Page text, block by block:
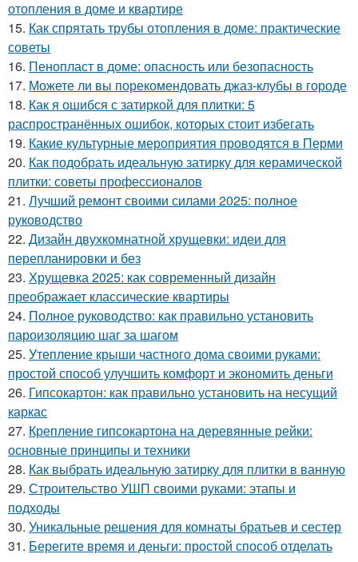
отопления в доме и квартире
15. Как спрятать трубы отопления в доме: практические
советы
16. Пенопласт в доме: опасность или безопасность
17. Можете ли вы порекомендовать джаз-клубы в городе
18. Как я ошибся с затиркой для плитки: 5
распространённых ошибок, которых стоит избегать
19. Какие культурные мероприятия проводятся в Перми
20. Как подобрать идеальную затирку для керамической
плитки: советы профессионалов
21. Лучший ремонт своими силами 2025: полное
руководство
22. Дизайн двухкомнатной хрущевки: идеи для
перепланировки и без
23. Хрущевка 2025: как современный дизайн
преображает классические квартиры
24. Полное руководство: как правильно установить
пароизоляцию шаг за шагом
25. Утепление крыши частного дома своими руками:
простой способ улучшить комфорт и экономить деньги
26. Гипсокартон: как правильно установить на несущий
каркас
27. Крепление гипсокартона на деревянные рейки:
основные принципы и техники
28. Как выбрать идеальную затирку для плитки в ванную
29. Строительство УШП своими руками: этапы и
подходы
30. Уникальные решения для комнаты братьев и сестер
31. Берегите время и деньги: простой способ отделать